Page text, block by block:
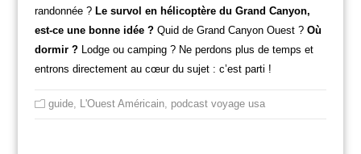
randonnée ? Le survol en hélicoptère du Grand Canyon,
est-ce une bonne idée ?Quid de Grand Canyon Ouest ? Où
dormir ?Lodge ou camping ? Ne perdons plus de temps et
entrons directement au cœur du sujet : c’est parti !
guide, L'Ouest Américain, podcast voyage usa